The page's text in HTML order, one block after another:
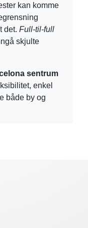
kan komme
det. Full-til-full
skjulte
sentrum
enkel
både by og